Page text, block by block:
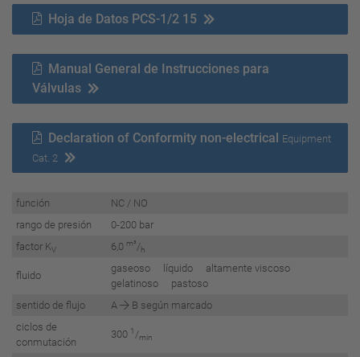
Hoja de Datos PCS-1/2 15
Manual General de Instrucciones para
Válvulas
Declaration of Conformity non-electrical
Equipment
Cat. 2
función
NC / NO
rango de presión
0-200 bar
factor KV 6,0 m³/h
fluido
gaseoso líquido altamente viscoso
gelatinoso pastoso
sentido de flujo
A
B según marcado
ciclos de
conmutación
300 1 /min